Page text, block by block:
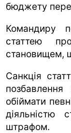
бюджету
Командиру
статтею
становищем,
Санкція
обіймати
діяльністю
штрафом.